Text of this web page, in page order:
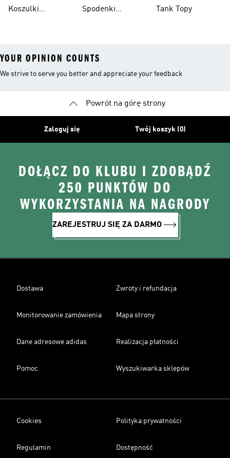
Koszulki
Spodenki
Tank Topy
YOUR OPINION COUNTS
We strive to serve you better and appreciate your feedback
Powrót na górę strony
Zaloguj się Twój koszyk (0)
DOŁĄCZ DO KLUBU I ZDOBĄDŹ
250 PUNKTÓW DO
WYKORZYSTANIA NA NAGRODY
ZAREJESTRUJ SIĘ ZA DARMO
Dostawa Zwroty i refundacja
Monitorowanie zamówienia Mapa strony
Dane adresowe adidas Realizacja płatności
Pomoc Wyszukiwarka sklepów
Cookies Polityka prywatności
Regulamin Dostępność